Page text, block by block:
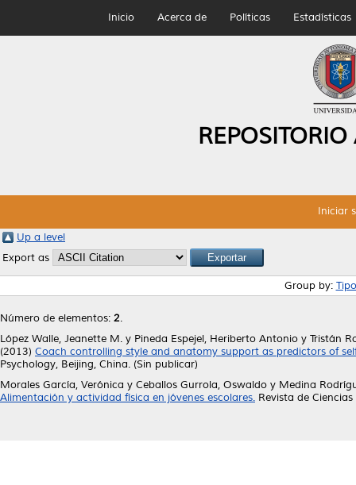
Inicio Acerca de Políticas Estadísticas
Iniciar
Up a level
Export as
Group by:
Número de elementos: 2.
López Walle, Jeanette M. y Pineda Espejel, Heriberto Antonio y Tristán
(2013) Coach controlling style and anatomy support as predictors of
Psychology, Beijing, China. (Sin publicar)
Morales García, Verónica y Ceballos Gurrola, Oswaldo y Medina
Alimentación y actividad física en jóvenes escolares. Revista de